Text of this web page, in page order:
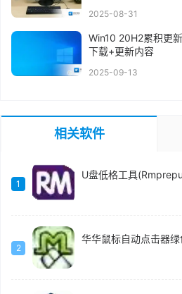
2025-08-31
Win10 20H2累积更
下载+更新内容
2025-09-13
相关软件
1
U盘低格工具
2
华华鼠标自动点击器